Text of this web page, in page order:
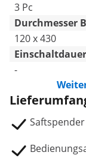
3 Pc
Durchmesser
120 x 430
-
Saftspender